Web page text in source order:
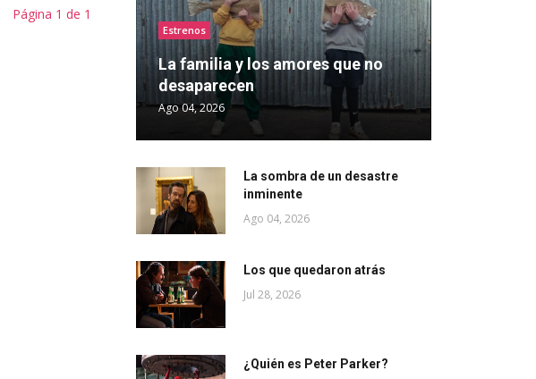
Página 1 de 1
Estrenos
La familia y los amores que no
desaparecen
Ago 04, 2026
La sombra de un desastre
inminente
Ago 04, 2026
Los que quedaron atrás
Jul 28, 2026
¿Quién es Peter Parker?